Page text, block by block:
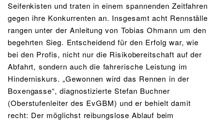
Seifenkisten und traten in einem spannenden Zeitfahren
gegen ihre Konkurrenten an. Insgesamt acht Rennställe
rangen unter der Anleitung von Tobias Ohmann um den
begehrten Sieg. Entscheidend für den Erfolg war, wie
bei den Profis, nicht nur die Risikobereitschaft auf der
Abfahrt, sondern auch die fahrerische Leistung im
Hinderniskurs. „Gewonnen wird das Rennen in der
Boxengasse“, diagnostizierte Stefan Buchner
(Oberstufenleiter des EvGBM) und er behielt damit
recht: Der möglichst reibungslose Ablauf beim